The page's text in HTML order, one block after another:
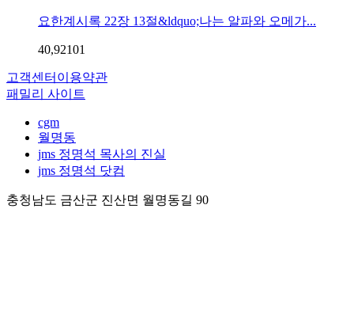
요한계시록 22장 13절&ldquo;나는 알파와 오메가...
40,92101
고객센터 이용약관
패밀리 사이트
cgm
월명동
jms 정명석 목사의 진실
jms 정명석 닷컴
충청남도 금산군 진산면 월명동길 90